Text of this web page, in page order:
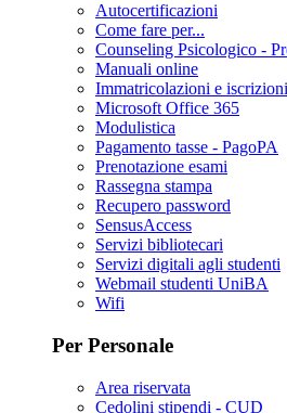
Autocertificazioni
Come fare per...
Counseling Psicologico -
Manuali online
Immatricolazioni e iscrizioni
Microsoft Office 365
Modulistica
Pagamento tasse - PagoPA
Prenotazione esami
Rassegna stampa
Recupero password
SensusAccess
Servizi bibliotecari
Servizi digitali agli studenti
Webmail studenti UniBA
Wifi
Per Personale
Area riservata
Cedolini stipendi - CUD